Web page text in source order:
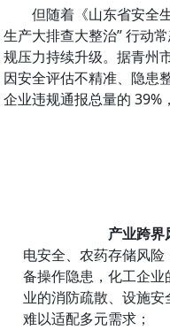
竣
但随着《山东省安全
生产大排查大整治” 行动
规压力持续升级。据青州
因安全评估不精准、隐患
企业违规通报总量的 39%
产业跨界
电安全、农药存储风
备操作隐患，化工企
业的消防疏散、设施安
难以适配多元需求；